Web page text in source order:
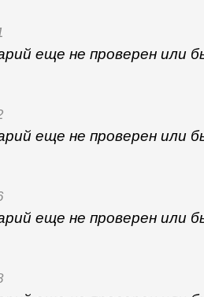
еще не проверен или
еще не проверен или
еще не проверен или